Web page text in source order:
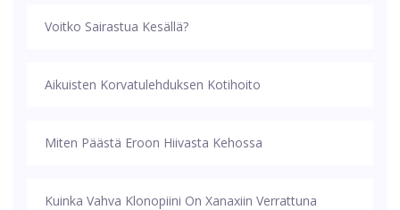
Voitko Sairastua Kesällä?
Aikuisten Korvatulehduksen Kotihoito
Miten Päästä Eroon Hiivasta Kehossa
Kuinka Vahva Klonopiini On Xanaxiin Verrattuna